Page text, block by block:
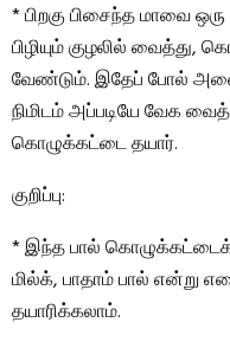
* பிறகு பிசைந்த மாவை
பிழியும் குழலில் வைத்து,
வேண்டும். இதேப் போல்
நிமிடம் அப்படியே வேக
கொழுக்கட்டை தயார்.
குறிப்பு:
* இந்த பால்
மில்க், பாதாம் பால் என்று
தயாரிக்கலாம்.